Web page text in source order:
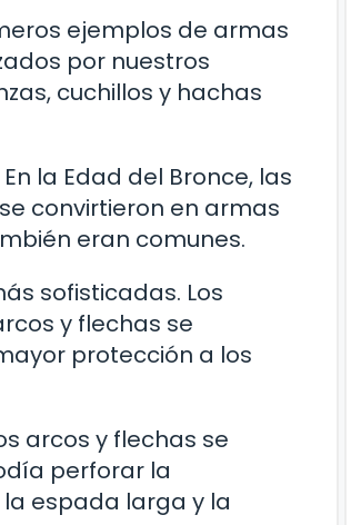
ejemplos de armas
por nuestros
cuchillos y hachas
la Edad del Bronce, las
convirtieron en armas
eran comunes.
sofisticadas. Los
y flechas se
protección a los
arcos y flechas se
perforar la
espada larga y la